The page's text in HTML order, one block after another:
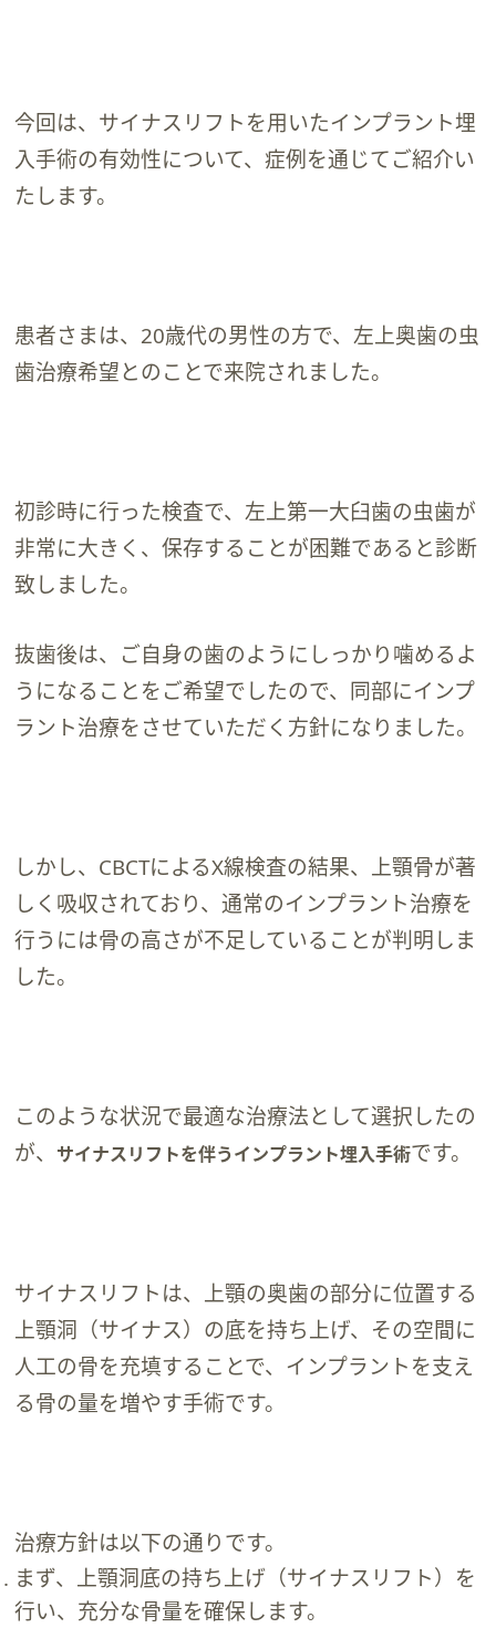
今回は、サイナスリフトを用いたインプラント埋
入手術の有効性について、症例を通じてご紹介い
たします。
患者さまは、20歳代の男性の方で、左上奥歯の虫
歯治療希望とのことで来院されました。
初診時に行った検査で、左上第一大臼歯の虫歯が
非常に大きく、保存することが困難であると診断
致しました。
抜歯後は、ご自身の歯のようにしっかり噛めるよ
うになることをご希望でしたので、同部にインプ
ラント治療をさせていただく方針になりました。
しかし、CBCTによるX線検査の結果、上顎骨が著
しく吸収されており、通常のインプラント治療を
行うには骨の高さが不足していることが判明しま
した。
このような状況で最適な治療法として選択したの
が、
サイナスリフトを伴うインプラント埋入手術です。
サイナスリフトは、上顎の奥歯の部分に位置する
上顎洞（サイナス）の底を持ち上げ、その空間に
人工の骨を充填することで、インプラントを支え
る骨の量を増やす手術です。
治療方針は以下の通りです。
まず、上顎洞底の持ち上げ（サイナスリフト）を
行い、充分な骨量を確保します。